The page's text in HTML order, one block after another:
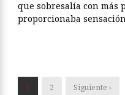
que sobresalía con más
proporcionaba
1 2 Siguiente ›